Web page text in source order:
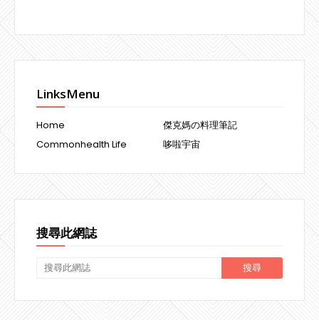
LinksMenu
Home
傑克媽の料理筆記
Commonhealth Life
哆啦宇宙
搜尋此網誌